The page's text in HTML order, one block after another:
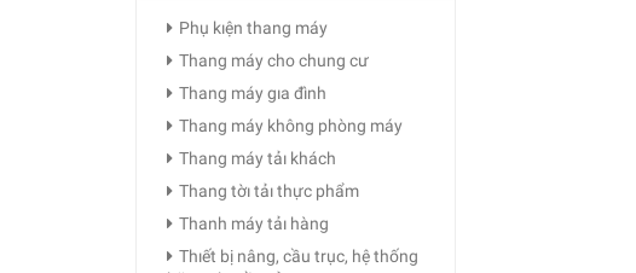
Phụ kıện thang máy
Thang máy cho chung cư
Thang máy gıa đình
Thang máy không phòng máy
Thang máy tảı khách
Thang tờı tảı thực phẩm
Thanh máy tảı hàng
Thıết bị nâng, cầu trục, hệ thống